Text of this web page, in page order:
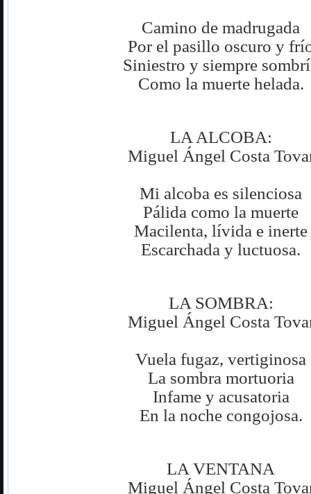
Camino de madrugada
Por el pasillo oscuro y
Siniestro y siempre
Como la muerte helada.
LA ALCOBA:
Miguel Ángel Costa
Mi alcoba es silenciosa
Pálida como la muerte
Macilenta, lívida e inerte
Escarchada y luctuosa.
LA SOMBRA:
Miguel Ángel Costa
Vuela fugaz, vertiginosa
La sombra mortuoria
Infame y acusatoria
En la noche congojosa.
LA VENTANA
Miguel Ángel Costa